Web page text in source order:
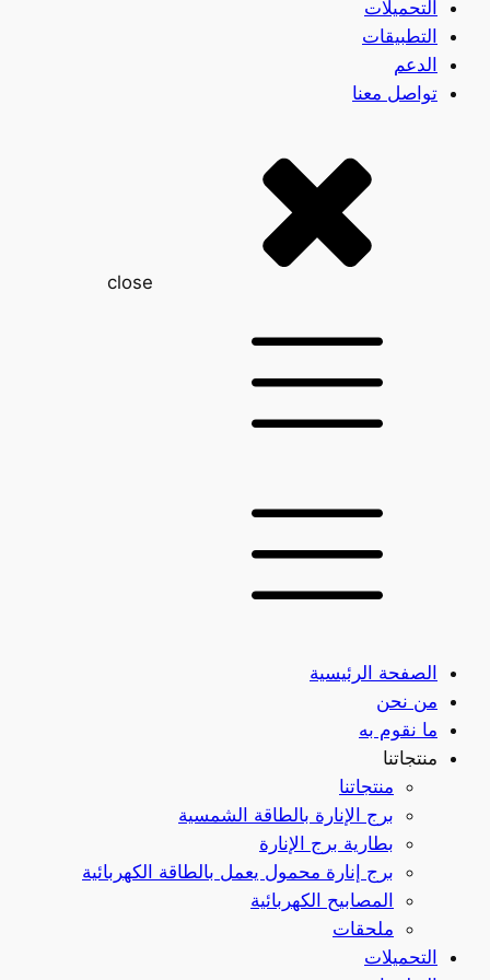
التحميلات
التطبيقات
الدعم
تواصل معنا
close
الصفحة الرئيسية
من نحن
ما نقوم به
منتجاتنا
منتجاتنا
برج الإنارة بالطاقة الشمسية
بطارية برج الإنارة
برج إنارة محمول يعمل بالطاقة الكهربائية
المصابيح الكهربائية
ملحقات
التحميلات